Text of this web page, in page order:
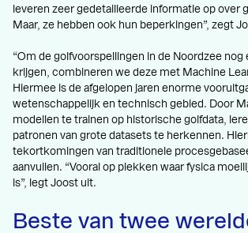
leveren zeer gedetailleerde informatie op over
Maar, ze hebben ook hun beperkingen”, zegt
“Om de golfvoorspellingen in de Noordzee nog
krijgen, combineren we deze met Machine
Hiermee is de afgelopen jaren enorme
wetenschappelijk en technisch gebied. Door
modellen te trainen op historische golfdata,
patronen van grote datasets te herkennen.
tekortkomingen van traditionele
aanvullen. “Vooral op plekken waar fysica
is”, legt Joost uit.
Beste van twee